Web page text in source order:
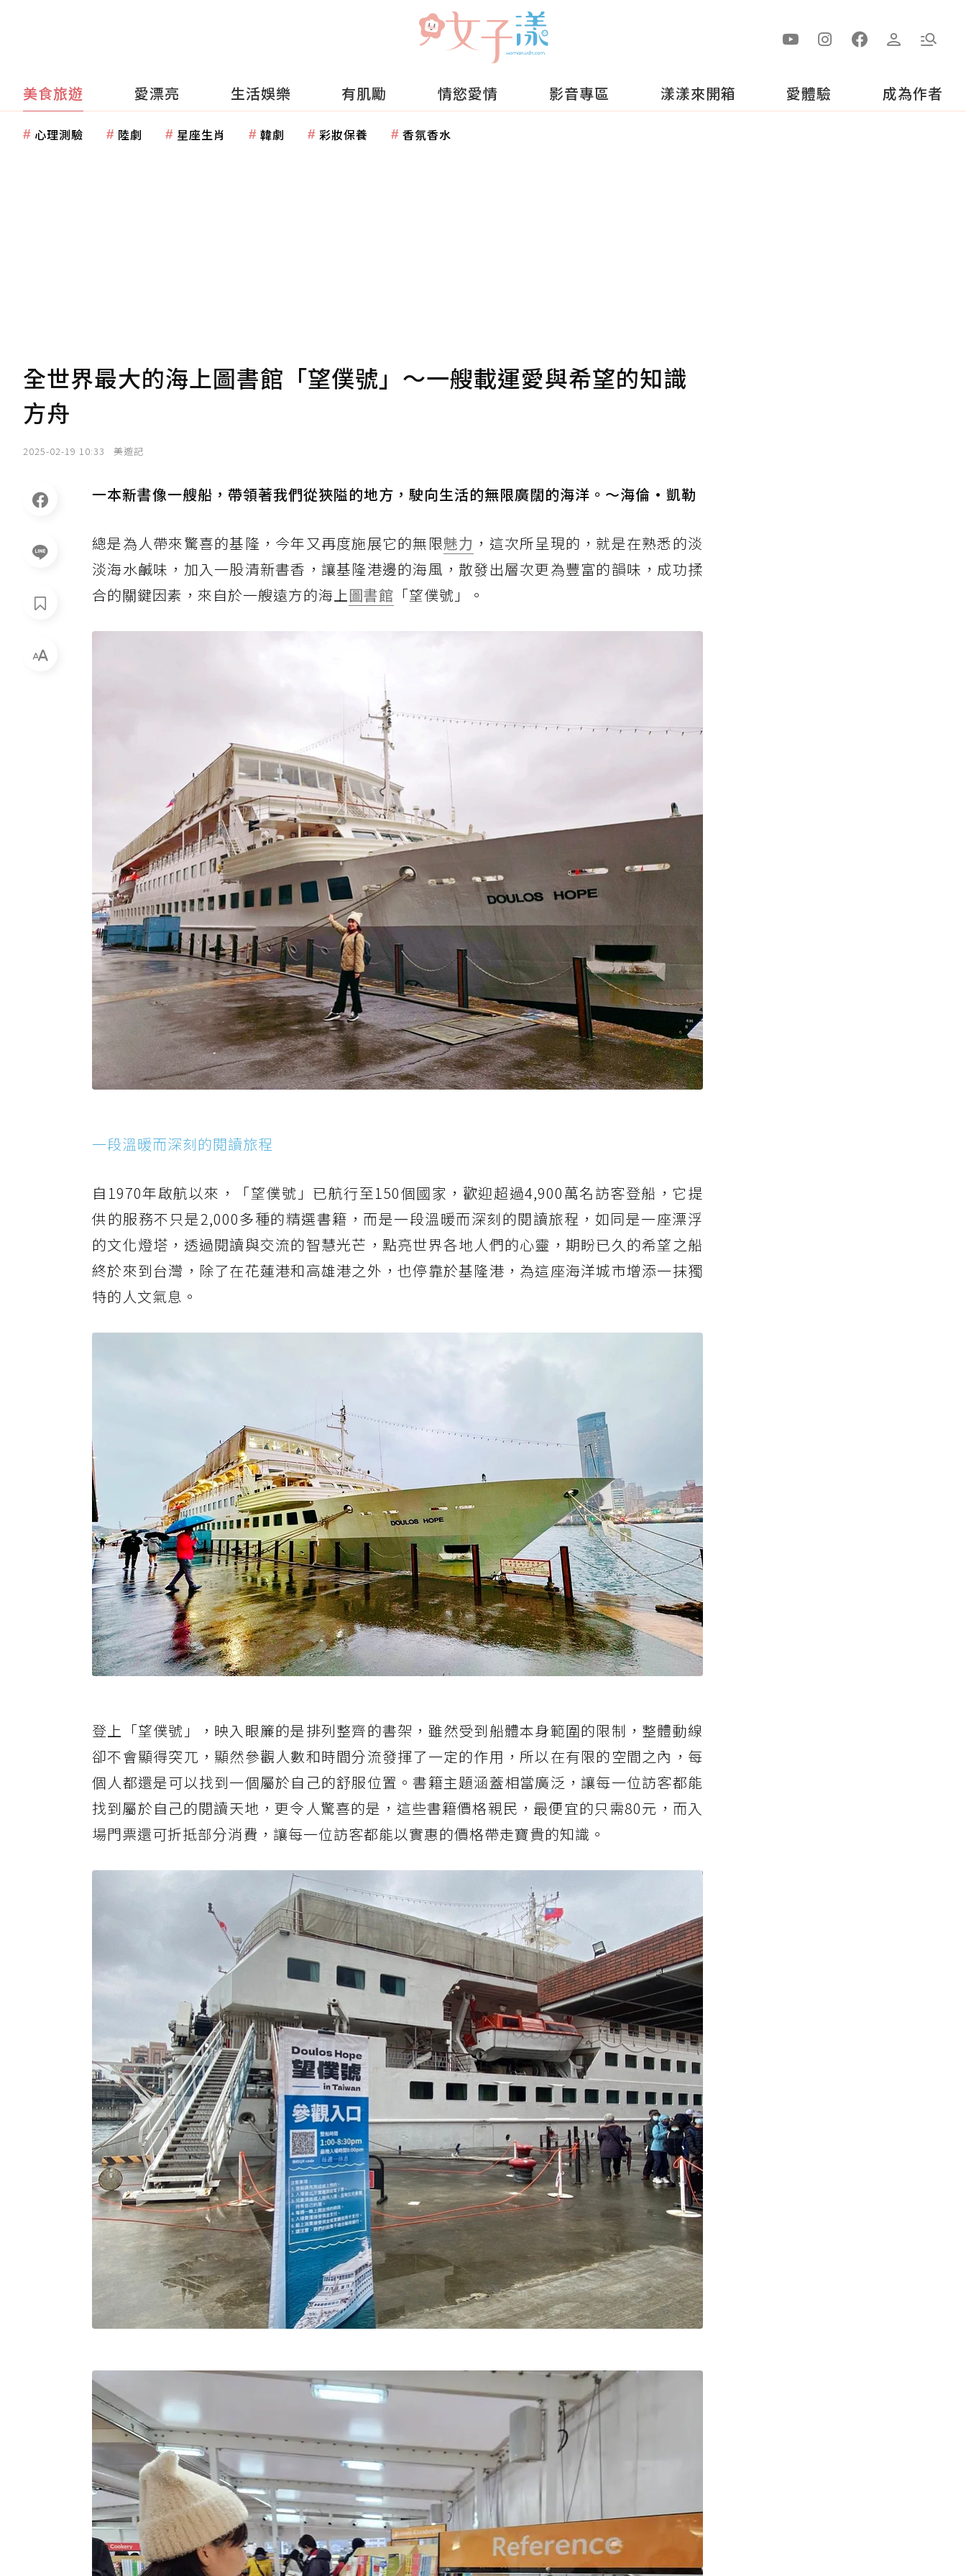
美食旅遊 愛漂亮 生活娛樂 有肌勵 情慾愛情 影音專區 漾漾來開箱 愛體驗 成為作者
心理測驗 陸劇 星座生肖 韓劇 彩妝保養 香氛香水
全世界最大的海上圖書館「望僕號」～一艘載運愛與希望的知識
方舟
2025-02-19 10:33 美遊記
一本新書像一艘船，帶領著我們從狹隘的地方，駛向生活的無限廣闊的海洋。～海倫·凱勒
總是為人帶來驚喜的基隆，今年又再度施展它的無限魅力 ，這次所呈現的，就是在熟悉的淡
淡海水鹹味，加入一股清新書香，讓基隆港邊的海風，散發出層次更為豐富的韻味，成功揉
合的關鍵因素，來自於一艘遠方的海上圖書館 「望僕號」。
一段溫暖而深刻的閱讀旅程
自1970年啟航以來，「望僕號」已航行至150個國家，歡迎超過4,900萬名訪客登船，它提
供的服務不只是2,000多種的精選書籍，而是一段溫暖而深刻的閱讀旅程，如同是一座漂浮
的文化燈塔，透過閱讀與交流的智慧光芒，點亮世界各地人們的心靈，期盼已久的希望之船
終於來到台灣，除了在花蓮港和高雄港之外，也停靠於基隆港，為這座海洋城市增添一抹獨
特的人文氣息。
登上「望僕號」，映入眼簾的是排列整齊的書架，雖然受到船體本身範圍的限制，整體動線
卻不會顯得突兀，顯然參觀人數和時間分流發揮了一定的作用，所以在有限的空間之內，每
個人都還是可以找到一個屬於自己的舒服位置。書籍主題涵蓋相當廣泛，讓每一位訪客都能
找到屬於自己的閱讀天地，更令人驚喜的是，這些書籍價格親民，最便宜的只需80元，而入
場門票還可折抵部分消費，讓每一位訪客都能以實惠的價格帶走寶貴的知識。